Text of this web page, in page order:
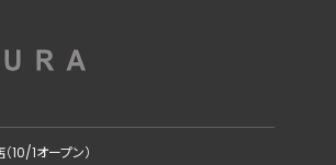
10/1オープン）